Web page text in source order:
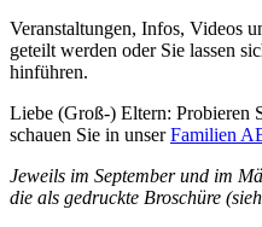
Veranstaltungen, Infos, Videos
geteilt werden oder Sie lassen
hinführen.
Liebe (Groß-) Eltern: Probieren
schauen Sie in unserFamilien
Jeweils im September und im
die als gedruckte Broschüre